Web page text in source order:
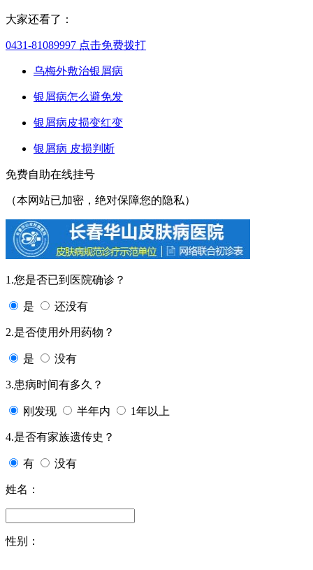
大家还看了：
0431-81089997 点击免费拨打
乌梅外敷治银屑病
银屑病怎么避免发
银屑病皮损变红变
银屑病 皮损判断
免费自助在线挂号
（本网站已加密，绝对保障您的隐私）
1.您是否已到医院确诊？
是 还没有
2.是否使用外用药物？
是 没有
3.患病时间有多久？
刚发现 半年内 1年以上
4.是否有家族遗传史？
有 没有
姓名：
性别：